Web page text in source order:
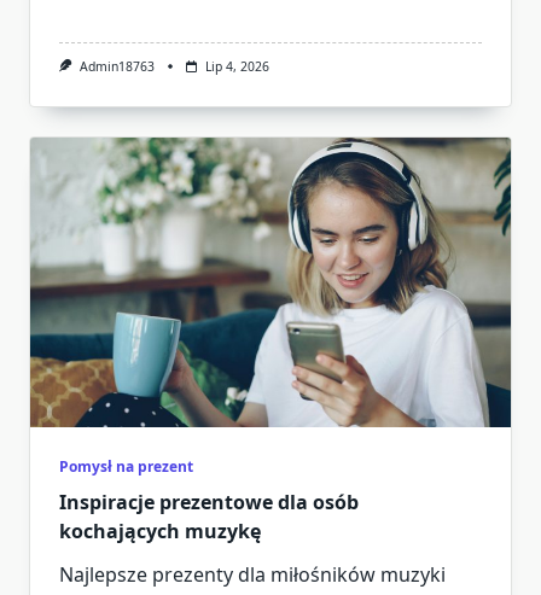
Admin18763 Lip 4, 2026
Pomysł na prezent
Inspiracje prezentowe dla osób
kochających muzykę
Najlepsze prezenty dla miłośników muzyki